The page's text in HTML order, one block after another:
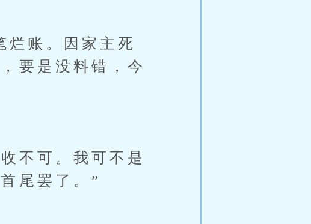
账。因家主死
要是没料错，今
不可。我可不是
尾罢了。”